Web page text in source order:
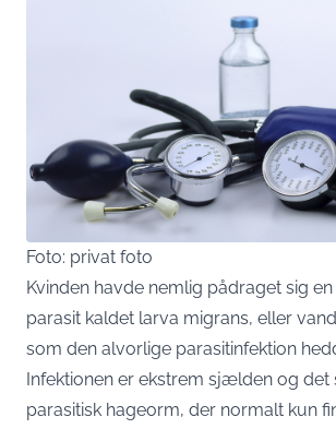
Foto: privat foto
Kvinden havde nemlig pådraget sig
parasit kaldet larva migrans, eller
som den alvorlige parasitinfektion
Infektionen er ekstrem sjælden og det
parasitisk hageorm, der normalt kun